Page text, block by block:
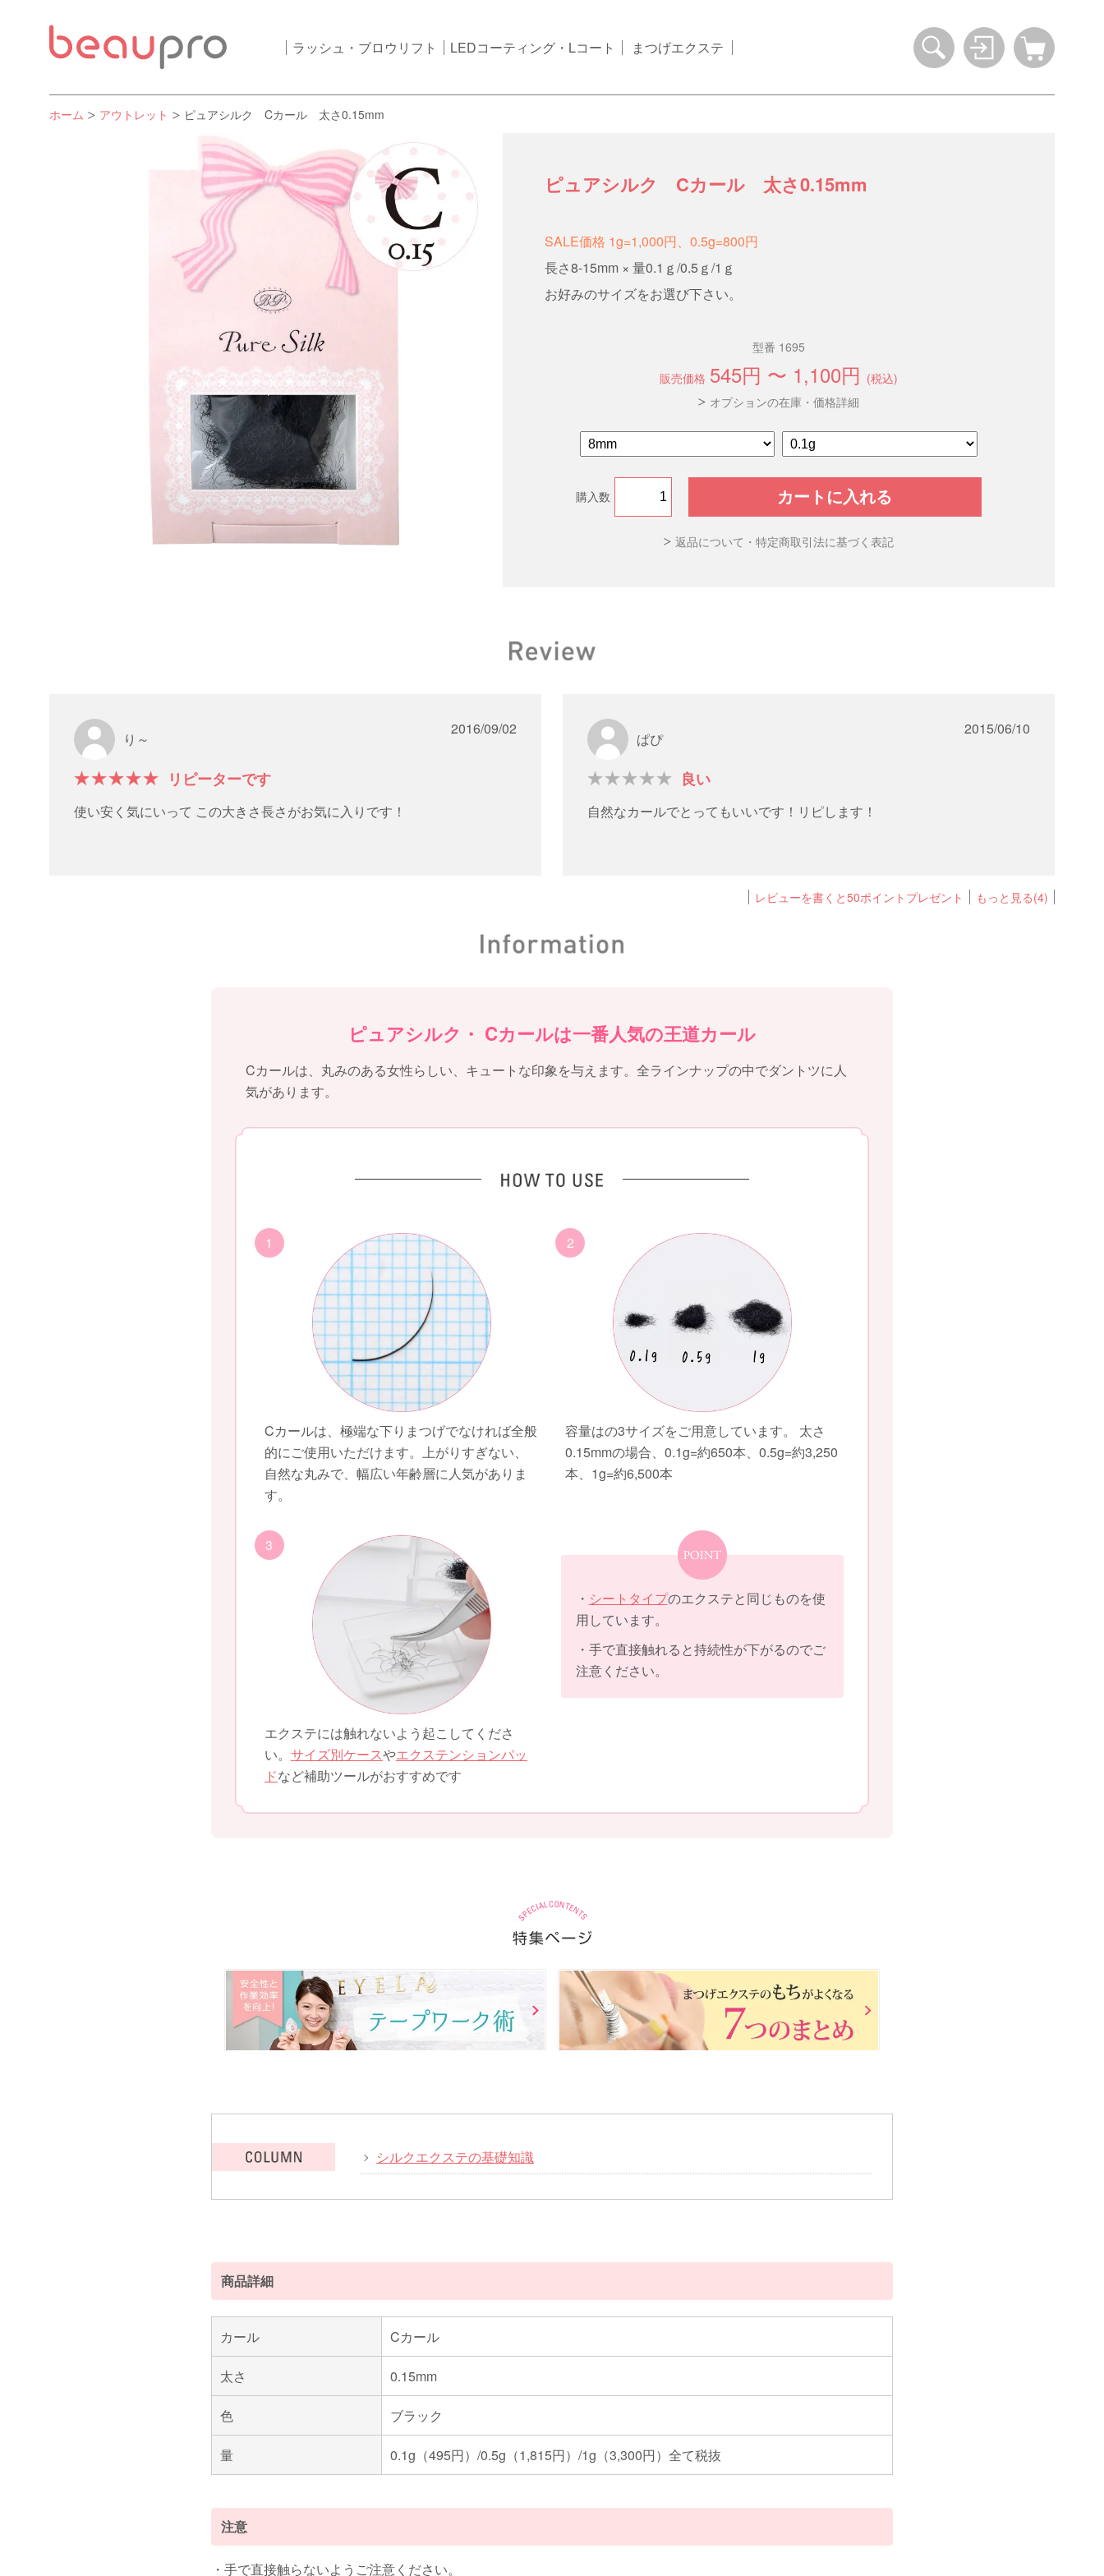
ラッシュ・ブロウリフト LEDコーティング・Lコート まつげエクステ
ホーム アウトレット ピュアシルク Cカール 太さ0.15mm
ピュアシルク Cカール 太さ0.15mm
SALE価格 1g=1,000円、0.5g=800円
長さ8-15mm × 量0.1ｇ/0.5ｇ/1ｇ
お好みのサイズをお選び下さい。
型番 1695
販売価格 545円 〜 1,100円 (税込)
オプションの在庫・価格詳細
購入数 カートに入れる
返品について・特定商取引法に基づく表記
り～
リピーターです
2016/09/02
使い安く気にいって この大きさ長さがお気に入りです！
ぱぴ
良い
2015/06/10
自然なカールでとってもいいです！リピします！
レビューを書くと50ポイントプレゼント もっと見る(4)
ピュアシルク・ Cカールは一番人気の王道カール
Cカールは、丸みのある女性らしい、キュートな印象を与えます。全ラインナップの中でダントツに人
気があります。
1
Cカールは、極端な下りまつげでなければ全般
的にご使用いただけます。上がりすぎない、
自然な丸みで、幅広い年齢層に人気がありま
す。
2
容量はの3サイズをご用意しています。 太さ
0.15mmの場合、0.1g=約650本、0.5g=約3,250
本、1g=約6,500本
3
エクステには触れないよう起こしてくださ
い。 サイズ別ケースやエクステンションパッ
ドなど補助ツールがおすすめです
・ シートタイプのエクステと同じものを使
用しています。
・手で直接触れると持続性が下がるのでご
注意ください。
シルクエクステの基礎知識
商品詳細
カール Cカール
太さ 0.15mm
色 ブラック
量 0.1g（495円）/0.5g（1,815円）/1g（3,300円）全て税抜
注意
・手で直接触らないようご注意ください。